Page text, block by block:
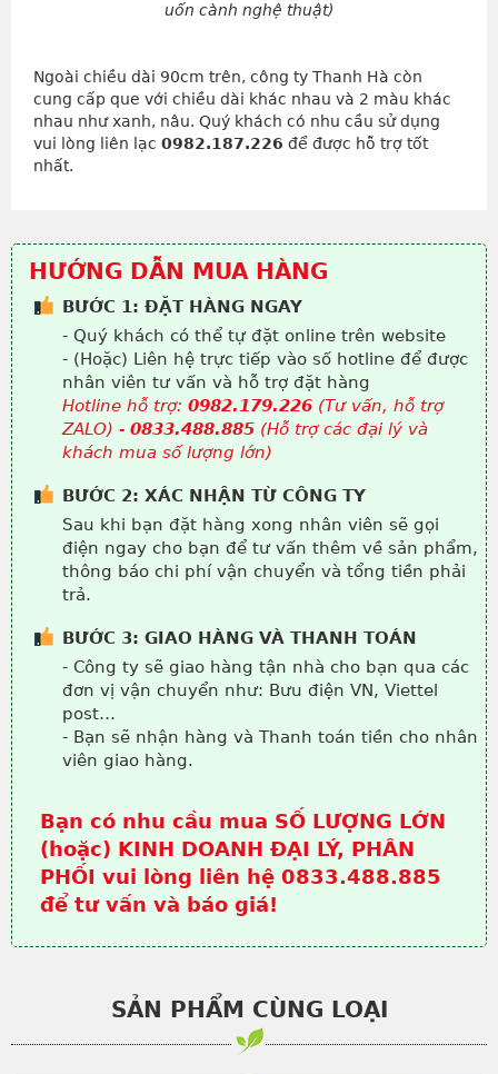
uốn cành nghệ thuật)
Ngoài chiều dài 90cm trên, công ty Thanh Hà còn
cung cấp que với chiều dài khác nhau và 2 màu khác
nhau như xanh, nâu. Quý khách có nhu cầu sử dụng
vui lòng liên lạc 0982.187.226 để được hỗ trợ tốt
nhất.
HƯỚNG DẪN MUA HÀNG
BƯỚC 1: ĐẶT HÀNG NGAY
- Quý khách có thể tự đặt online trên website
- (Hoặc) Liên hệ trực tiếp vào số hotline để được
nhân viên tư vấn và hỗ trợ đặt hàng
Hotline hỗ trợ: 0982.179.226 (Tư vấn, hỗ trợ
ZALO) - 0833.488.885 (Hỗ trợ các đại lý và
khách mua số lượng lớn)
BƯỚC 2: XÁC NHẬN TỪ CÔNG TY
Sau khi bạn đặt hàng xong nhân viên sẽ gọi
điện ngay cho bạn để tư vấn thêm về sản phẩm,
thông báo chi phí vận chuyển và tổng tiền phải
trả.
BƯỚC 3: GIAO HÀNG VÀ THANH TOÁN
- Công ty sẽ giao hàng tận nhà cho bạn qua các
đơn vị vận chuyển như: Bưu điện VN, Viettel
post…
- Bạn sẽ nhận hàng và Thanh toán tiền cho nhân
viên giao hàng.
Bạn có nhu cầu mua SỐ LƯỢNG LỚN
(hoặc) KINH DOANH ĐẠI LÝ, PHÂN
PHỐI vui lòng liên hệ 0833.488.885
để tư vấn và báo giá!
SẢN PHẨM CÙNG LOẠI